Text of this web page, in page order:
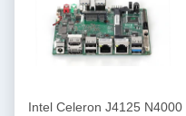
Intel Celeron J4125 N4000